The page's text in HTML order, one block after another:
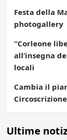
Festa della
photogallery
“Corleone
all’insegna
locali
Cambia il
Ultime